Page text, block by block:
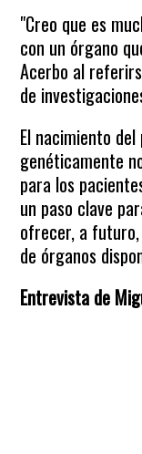
"Creo que es
con un órgano
Acerbo al
de
El nacimiento
genéticamente
para los
un paso clave
ofrecer, a
de órganos
Entrevista de